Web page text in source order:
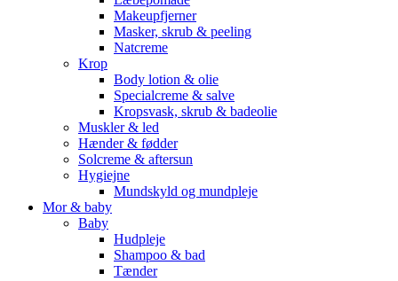
Makeupfjerner
Masker, skrub & peeling
Natcreme
Krop
Body lotion & olie
Specialcreme & salve
Kropsvask, skrub & badeolie
Muskler & led
Hænder & fødder
Solcreme & aftersun
Hygiejne
Mundskyld og mundpleje
Mor & baby
Baby
Hudpleje
Shampoo & bad
Tænder